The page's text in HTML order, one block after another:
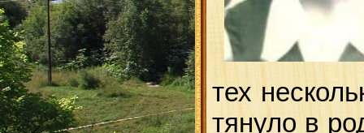
тех
тянуло в